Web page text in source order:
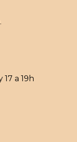
17 a 19h